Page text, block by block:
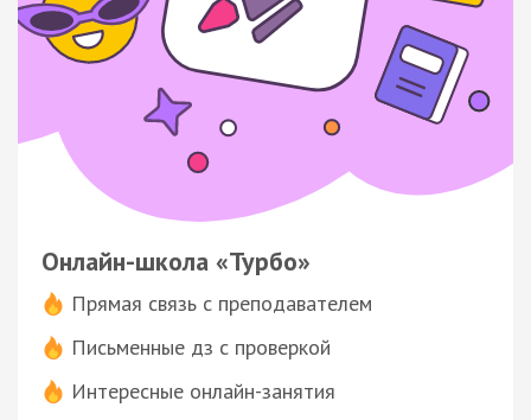
Онлайн-школа «Турбо»
Прямая связь с преподавателем
Письменные дз с проверкой
Интересные онлайн-занятия